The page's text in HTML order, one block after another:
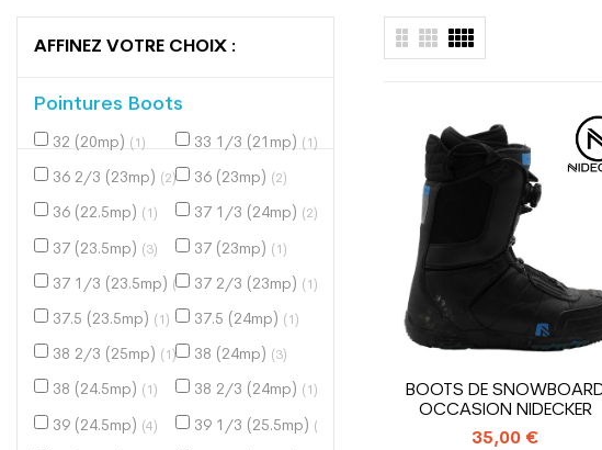
AFFINEZ VOTRE CHOIX :
Pointures Boots
32 (20mp) (1) 33 1/3 (21mp) (1)
36 2/3 (23mp) (2) 36 (23mp) (2)
36 (22.5mp) (1) 37 1/3 (24mp) (2)
37 (23.5mp) (3) 37 (23mp) (1)
37 1/3 (23.5mp) (2) 37 2/3 (23mp) (1)
37.5 (23.5mp) (1) 37.5 (24mp) (1)
38 2/3 (25mp) (1) 38 (24mp) (3)
38 (24.5mp) (1) 38 2/3 (24mp) (1)
39 (24.5mp) (4) 39 1/3 (25.5mp) (1)
BOOTS DE
OCCASION NIDECKER
35,00 €